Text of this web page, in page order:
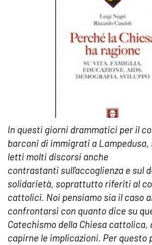
In questi giorni drammatici per il
barconi di immigrati a
letti molti discorsi anche
contrastanti sull'accoglienza e sul
solidarietà, soprattutto riferiti al
cattolici. Noi pensiamo sia il caso
confrontarsi con quanto dice su
Catechismo della Chiesa cattolica,
capirne le implicazioni. Per questo